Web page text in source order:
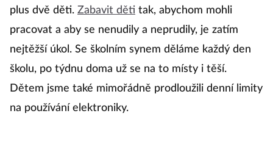
plus dvě děti. Zabavit děti tak, abychom mohli
pracovat a aby se nenudily a neprudily, je zatím
nejtěžší úkol. Se školním synem děláme každý den
školu, po týdnu doma už se na to místy i těší.
Dětem jsme také mimořádně prodloužili denní limity
na používání elektroniky.